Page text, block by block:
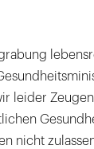
leider
nicht